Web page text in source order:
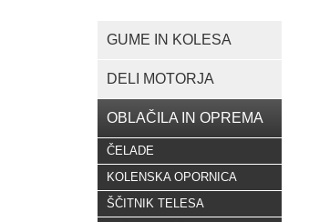
GUME IN KOLESA
DELI MOTORJA
OBLAČILA IN OPREMA
ČELADE
KOLENSKA OPORNICA
ŠČITNIK TELESA